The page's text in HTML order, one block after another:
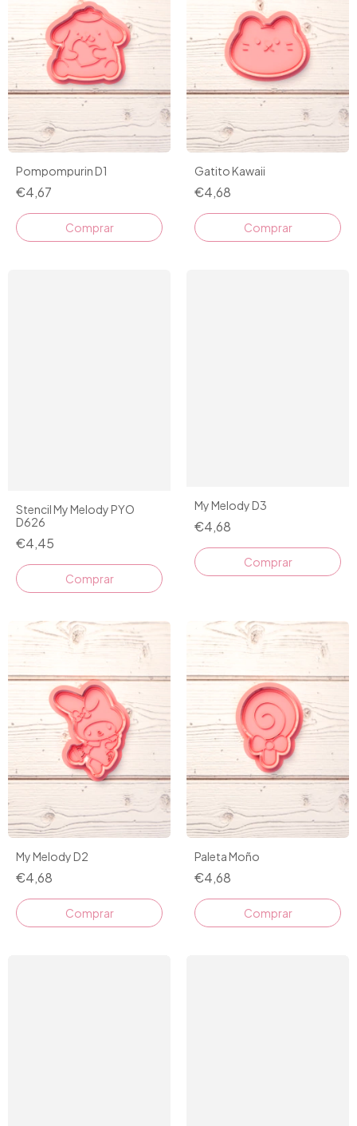
Pompompurin D1
€4,67
Comprar
Gatito Kawaii
€4,68
Comprar
Stencil My Melody PYO
D626
€4,45
Comprar
My Melody D3
€4,68
Comprar
My Melody D2
€4,68
Comprar
Paleta Moño
€4,68
Comprar